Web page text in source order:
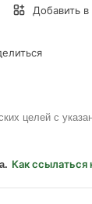
Добавить
целей с
Как ссылаться